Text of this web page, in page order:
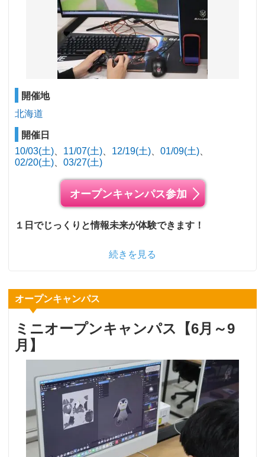
開催地
北海道
開催日
10/03(土)
11/07(土) 12/19(土)
01/09(土)
02/20(土)
03/27(土)
オープンキャンパス参加
１日でじっくりと情報未来が体験できます！
続きを見る
オープンキャンパス
ミニオープンキャンパス【6月～9
月】